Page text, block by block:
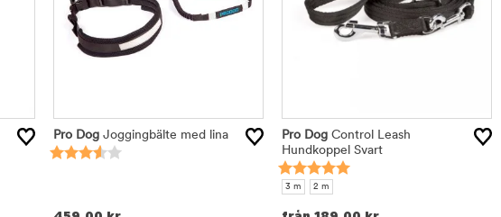
Pro DogJoggingbälte med lina Pro DogControl Leash
Hundkoppel Svart
3 m 2 m